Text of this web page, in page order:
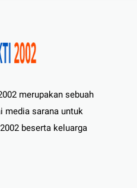
merupakan sebuah
media sarana untuk
beserta keluarga